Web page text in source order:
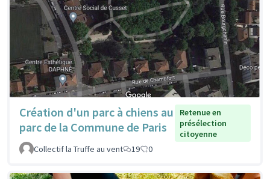
Création d'un parc à chiens au
parc de la Commune de Paris
Retenue en
présélection
citoyenne
Collectif la Truffe au vent
19 0